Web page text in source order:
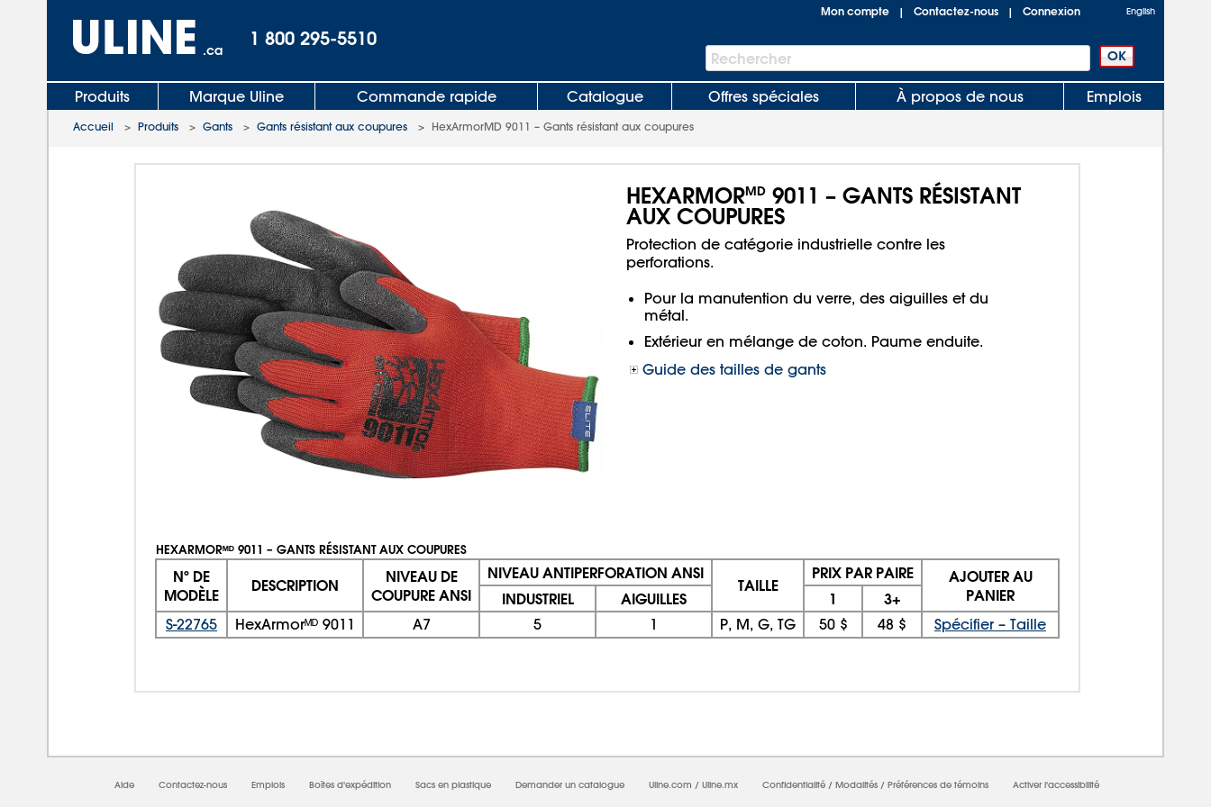
.ca
1 800 295-5510
Mon compte | Contactez-nous | Connexion English
Barre
de
recherche
Rechercher
Produits Marque Uline Commande rapide Catalogue Offres spéciales À propos de nous Emplois
Accueil > Produits > Gants > Gants résistant aux coupures > HexArmorMD 9011 – Gants résistant aux coupures
HEXARMORMD 9011 – GANTS RÉSISTANT
AUX COUPURES
Protection de catégorie industrielle contre les
perforations.
Pour la manutention du verre, des aiguilles et du
métal.
Extérieur en mélange de coton. Paume enduite.
Guide des tailles de gants
HEXARMORᴹᴰ 9011 – GANTS RÉSISTANT AUX COUPURES
Nº DE
MODÈLE
DESCRIPTION
NIVEAU DE
COUPURE ANSI
NIVEAU ANTIPERFORATION ANSI
TAILLE
PRIX PAR PAIRE
AJOUTER AU
PANIER
INDUSTRIEL AIGUILLES 1 3+
S-22765 HexArmorᴹᴰ 9011 A7 5 1 P, M, G, TG 50 $ 48 $ Spécifier – Taille
Aide Contactez-nous Emplois Boîtes d'expédition Sacs en plastique Demander un catalogue Uline.com / Uline.mx Confidentialité / Modalités / Préférences de témoins Activer l'accessibilité